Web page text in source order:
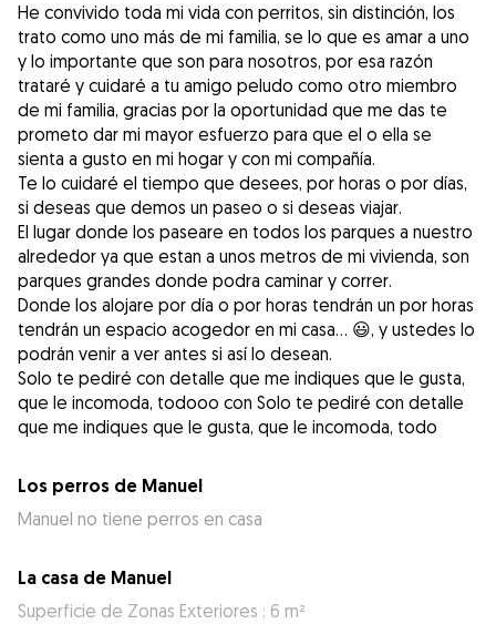
He convivido toda mi vida con perritos, sin distinción, los
trato como uno más de mi familia, se lo que es amar a uno
y lo importante que son para nosotros, por esa razón
trataré y cuidaré a tu amigo peludo como otro miembro
de mi familia, gracias por la oportunidad que me das te
prometo dar mi mayor esfuerzo para que el o ella se
sienta a gusto en mi hogar y con mi compañía.
Te lo cuidaré el tiempo que desees, por horas o por días,
si deseas que demos un paseo o si deseas viajar.
El lugar donde los paseare en todos los parques a nuestro
alrededor ya que estan a unos metros de mi vivienda, son
parques grandes donde podra caminar y correr.
Donde los alojare por día o por horas tendrán un por horas
tendrán un espacio acogedor en mi casa... 😃, y ustedes lo
podrán venir a ver antes si así lo desean.
Solo te pediré con detalle que me indiques que le gusta,
que le incomoda, todooo con Solo te pediré con detalle
que me indiques que le gusta, que le incomoda, todo
Los perros de Manuel
Manuel no tiene perros en casa
La casa de Manuel
Superficie de Zonas Exteriores : 6 m²